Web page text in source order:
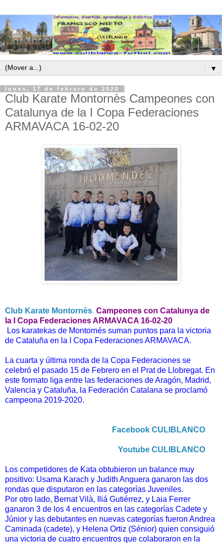
▼
lunes, 17 de febrero de 2020
Club Karate Montornès Campeones con
Catalunya de la I Copa Federaciones
ARMAVACA 16-02-20
Club Karate Montornès Campeones con Catalunya de
la I Copa Federaciones ARMAVACA 16-02-20
Los karatekas de Montornés suman puntos para la victoria
de Cataluña en la I Copa Federaciones ARMAVACA.
La cuarta y última ronda de la Copa Federaciones se
celebró el pasado 15 de Febrero en el Prat de Llobregat. En
este formato liga entre las federaciones de Aragón, Madrid,
Valencia y Cataluña, la Federación Catalana se proclamó
campeona 2019-2020.
Facebook CULIBLANCO
Youtube CULIBLANCO
Los competidores de Kata obtubieron un balance muy
positivo: Usama Karach y Judith Anguera ganaron las dos
rondas que disputaron en las categorías Juveniles.
Por otro lado, Bernat Vilà, Iliá Gutiérrez, y Laia Ferrer
ganaron 3 de los 4 encuentros en las categorías Cadete y
Júnior y las debutantes en nuevas categorías fueron Andrea
Caminada (cadete), y Helena Ortiz (Sénior) quien consiguió
una victoria de cuatro encuentros que colaboraron en la